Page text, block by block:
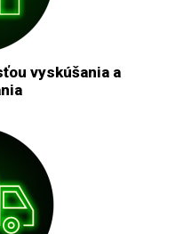
vyskúšania a